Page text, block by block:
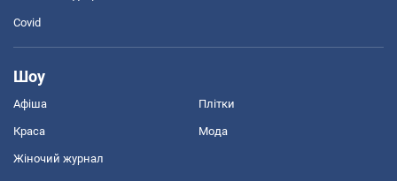
Covid
Шоу
Афіша Плітки
Краса Мода
Жіночий журнал